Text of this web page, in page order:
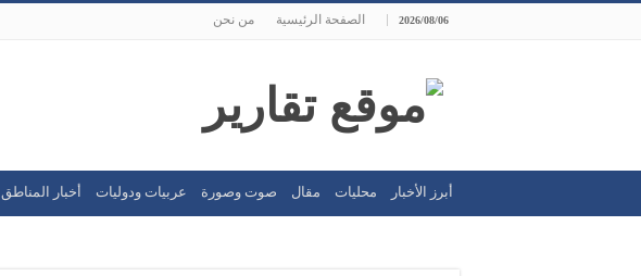
2026/08/06 الصفحة الرئيسية من نحن
أبرز الأخبار محليات مقال صوت وصورة عربيات ودوليات أخبار المناطق